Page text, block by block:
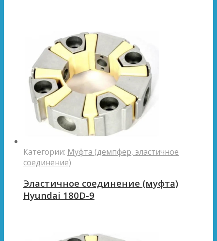
Категории: Муфта (демпфер, эластичное
соединение)
Эластичное соединение (муфта)
Hyundai 180D-9